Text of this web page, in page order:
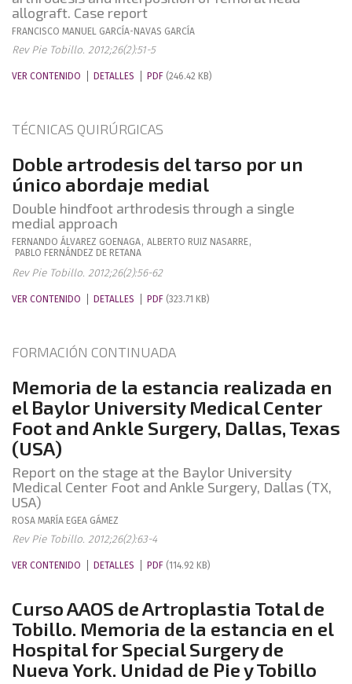
allograft. Case report
FRANCISCO MANUEL GARCÍA-NAVAS GARCÍA
Rev Pie Tobillo. 2012;26(2):51-5
VER CONTENIDO DETALLES PDF (246.42 KB)
TÉCNICAS QUIRÚRGICAS
Doble artrodesis del tarso por un
único abordaje medial
Double hindfoot arthrodesis through a single
medial approach
FERNANDO ÁLVAREZ GOENAGA, ALBERTO RUIZ NASARRE,
PABLO FERNÁNDEZ DE RETANA
Rev Pie Tobillo. 2012;26(2):56-62
VER CONTENIDO DETALLES PDF (323.71 KB)
FORMACIÓN CONTINUADA
Memoria de la estancia realizada en
el Baylor University Medical Center
Foot and Ankle Surgery, Dallas, Texas
(USA)
Report on the stage at the Baylor University
Medical Center Foot and Ankle Surgery, Dallas (TX,
USA)
ROSA MARÍA EGEA GÁMEZ
Rev Pie Tobillo. 2012;26(2):63-4
VER CONTENIDO DETALLES PDF (114.92 KB)
Curso AAOS de Artroplastia Total de
Tobillo. Memoria de la estancia en el
Hospital for Special Surgery de
Nueva York. Unidad de Pie y Tobillo